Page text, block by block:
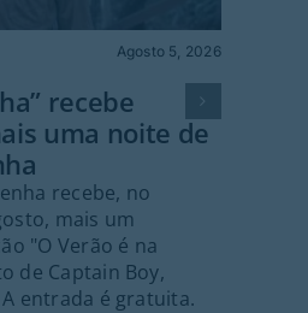
Agosto 5, 2026
recebe
uma noite de
recebe, no
mais um
"O Verão é na
de Captain Boy,
entrada é gratuita.